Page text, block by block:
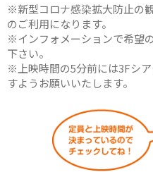
※新型コロナ感染拡大防止の
のご利用になります。
※インフォメーションで希望
下さい。
※上映時間の5分前には3Fシ
すようお願いいたします。